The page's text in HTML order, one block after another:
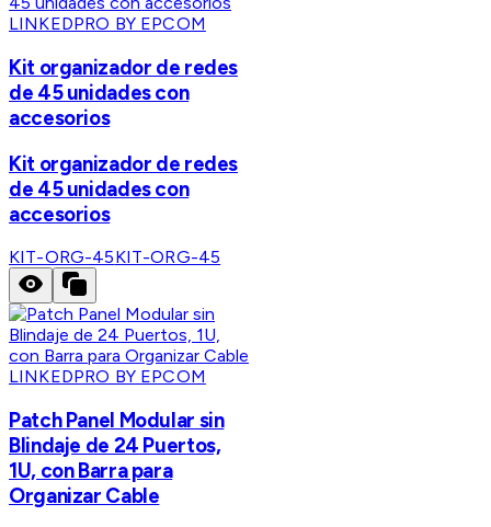
LINKEDPRO BY EPCOM
Kit organizador de redes
de 45 unidades con
accesorios
Kit organizador de redes
de 45 unidades con
accesorios
KIT-ORG-45KIT-ORG-45
LINKEDPRO BY EPCOM
Patch Panel Modular sin
Blindaje de 24 Puertos,
1U, con Barra para
Organizar Cable